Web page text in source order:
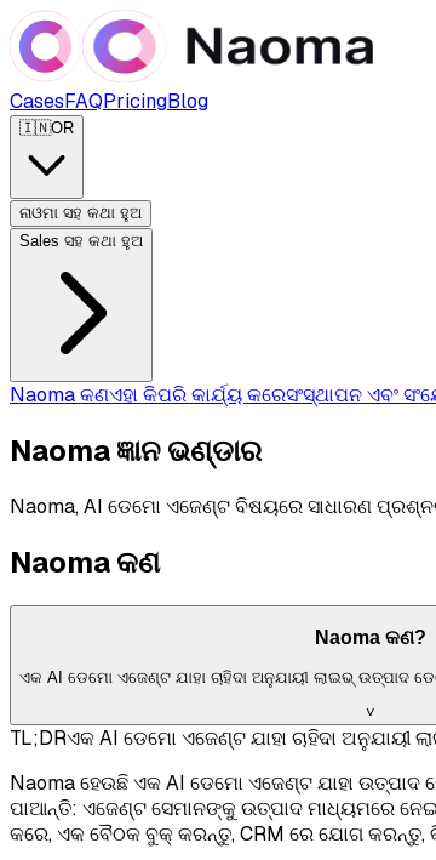
CasesFAQPricingBlog
🇮🇳OR
ନାଓମା ସହ କଥା ହୁଅ
Sales ସହ କଥା ହୁଅ
Naoma କଣଏହା କିପରି କାର୍ଯ୍ୟ କରେସଂସ୍ଥାପନ ଏବଂ
Naoma ଜ୍ଞାନ ଭଣ୍ଡାର
Naoma, AI ଡେମୋ ଏଜେଣ୍ଟ ବିଷୟରେ ସାଧାରଣ
Naoma କଣ
Naoma କଣ?
ଏକ AI ଡେମୋ ଏଜେଣ୍ଟ ଯାହା ଚାହିଦା ଅନୁଯାୟୀ ଲାଇଭ୍ ଉତ୍ପାଦ
˅
TL;DRଏକ AI ଡେମୋ ଏଜେଣ୍ଟ ଯାହା ଚାହିଦା
Naoma ହେଉଛି ଏକ AI ଡେମୋ ଏଜେଣ୍ଟ ଯାହା
ପାଆନ୍ତି: ଏଜେଣ୍ଟ ସେମାନଙ୍କୁ ଉତ୍ପାଦ ମାଧ୍ୟମରେ
କରେ, ଏକ ବୈଠକ ବୁକ୍ କରନ୍ତୁ, CRM ରେ ଯୋଗ କରନ୍ତୁ,